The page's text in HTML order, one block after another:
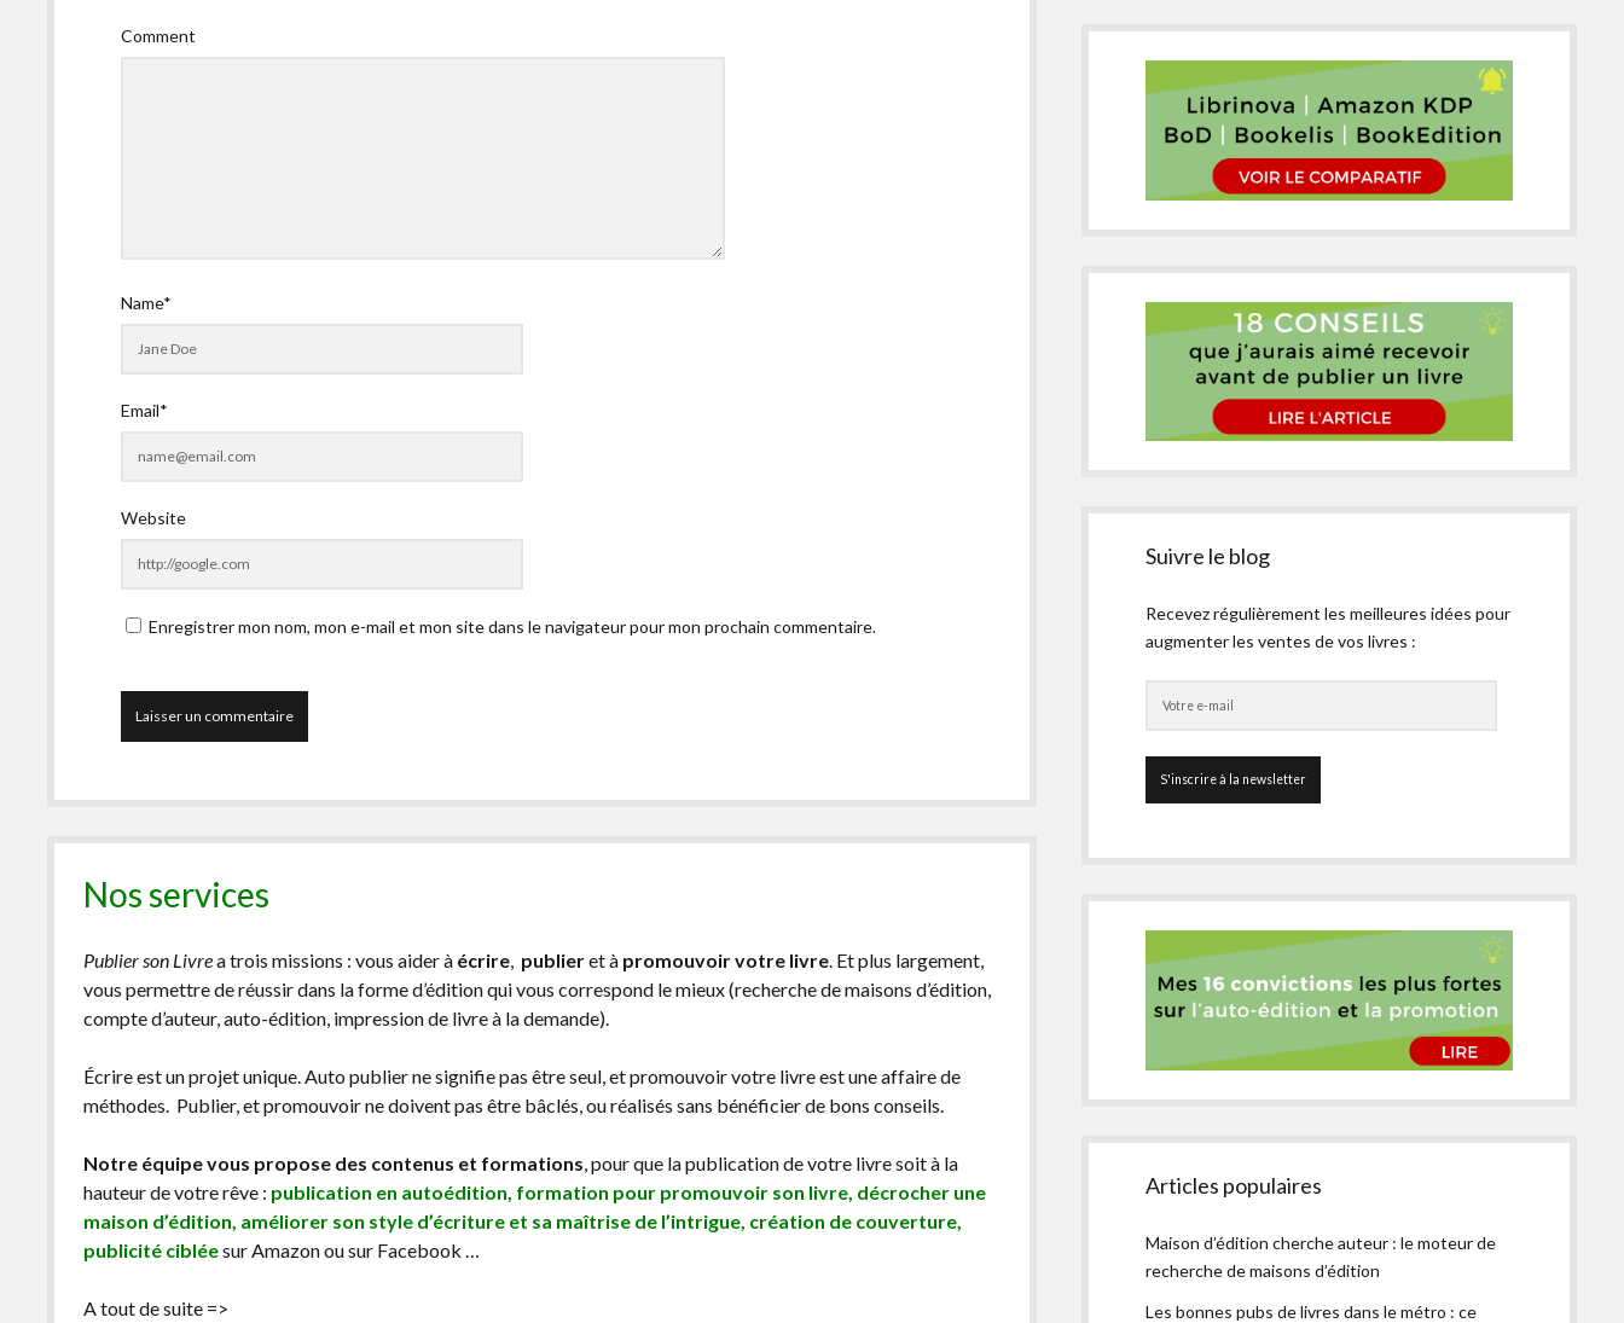
Comment
Name*
Email*
Website
Enregistrer mon nom, mon e-mail et mon site dans le navigateur pour mon prochain commentaire.
Nos services
Publier son Livrea trois missions : vous aider à écrire, publieret à promouvoir votre livre. Et plus largement,
vous permettre de réussir dans la forme d’édition qui vous correspond le mieux (recherche de maisons d’édition,
compte d’auteur, auto-édition, impression de livre à la demande).
Écrire est un projet unique. Auto publier ne signifie pas être seul, et promouvoir votre livre est une affaire de
méthodes. Publier, et promouvoir ne doivent pas être bâclés, ou réalisés sans bénéficier de bons conseils.
Notre équipe vous propose des contenus et formations, pour que la publication de votre livre soit à la
hauteur de votre rêve : publication en autoédition, formation pour promouvoir son livre, décrocher une
maison d’édition, améliorer son style d’écriture et sa maîtrise de l’intrigue, création de couverture,
publicité cibléesur Amazon ou sur Facebook …
A tout de suite =>
Suivre le blog
Recevez régulièrement les meilleures idées pour
augmenter les ventes de vos livres :
Articles populaires
Maison d’édition cherche auteur : le moteur de
recherche de maisons d’édition
Les bonnes pubs de livres dans le métro : ce